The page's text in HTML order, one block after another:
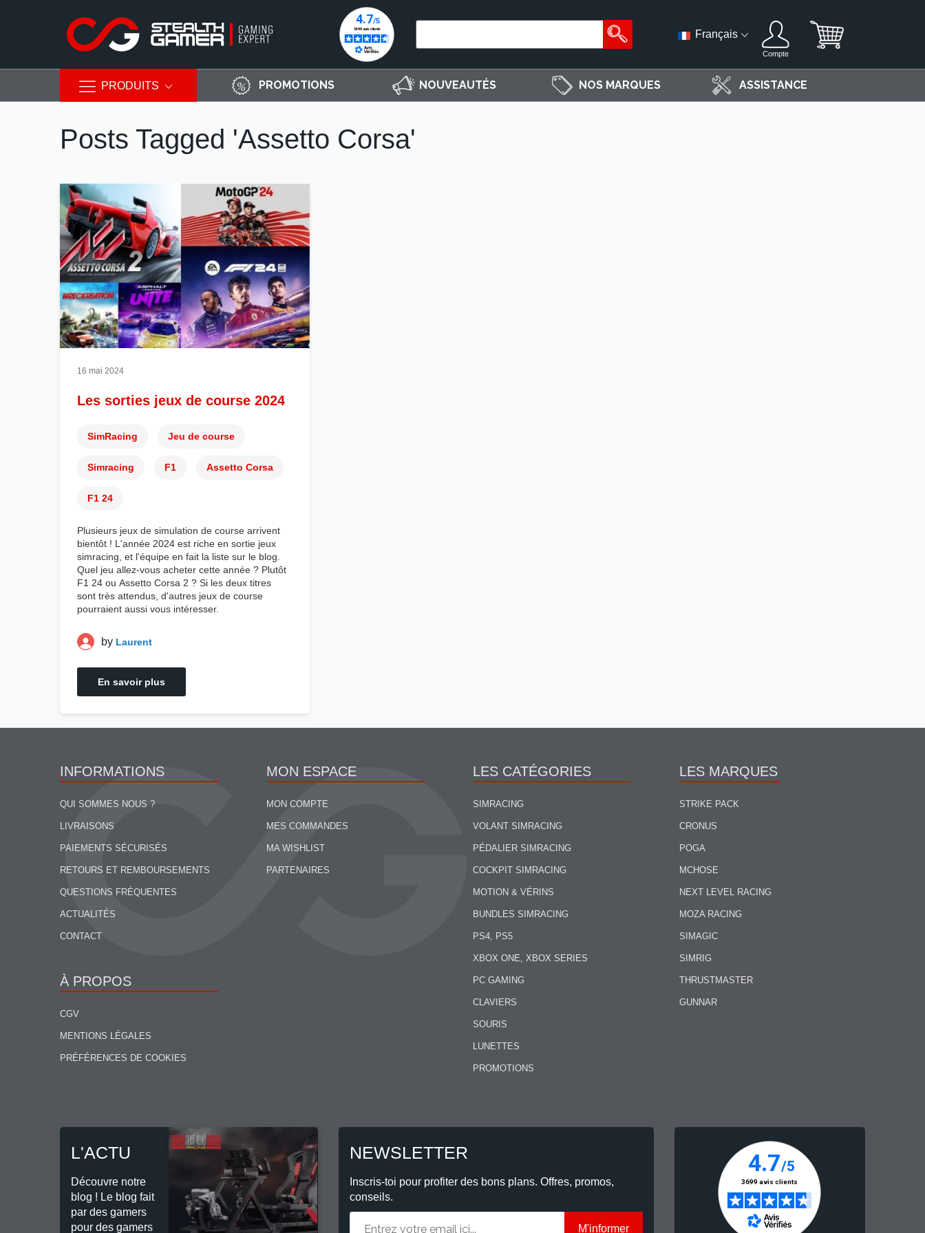
PRODUITS
Français
Compte
PROMOTIONS NOUVEAUTÉS NOS MARQUES ASSISTANCE
Posts Tagged 'Assetto Corsa'
16 mai 2024
Les sorties jeux de course 2024
SimRacing Jeu de course
Simracing F1 Assetto Corsa
F1 24
Plusieurs jeux de simulation de course arrivent
bientôt ! L'année 2024 est riche en sortie jeux
simracing, et l'équipe en fait la liste sur le blog.
Quel jeu allez-vous acheter cette année ? Plutôt
F1 24 ou Assetto Corsa 2 ? Si les deux titres
sont très attendus, d'autres jeux de course
pourraient aussi vous intéresser.
by Laurent
En savoir plus
INFORMATIONS
QUI SOMMES NOUS ?
LIVRAISONS
PAIEMENTS SÉCURISÉS
RETOURS ET REMBOURSEMENTS
QUESTIONS FRÉQUENTES
ACTUALITÉS
CONTACT
À PROPOS
CGV
MENTIONS LÉGALES
PRÉFÉRENCES DE COOKIES
MON ESPACE
MON COMPTE
MES COMMANDES
MA WISHLIST
PARTENAIRES
LES CATÉGORIES
SIMRACING
VOLANT SIMRACING
PÉDALIER SIMRACING
COCKPIT SIMRACING
MOTION & VÉRINS
BUNDLES SIMRACING
PS4, PS5
XBOX ONE, XBOX SERIES
PC GAMING
CLAVIERS
SOURIS
LUNETTES
PROMOTIONS
LES MARQUES
STRIKE PACK
CRONUS
POGA
MCHOSE
NEXT LEVEL RACING
MOZA RACING
SIMAGIC
SIMRIG
THRUSTMASTER
GUNNAR
L'ACTU
Découvre notre
blog ! Le blog fait
par des gamers
pour des gamers
NEWSLETTER
Inscris-toi pour profiter des bons plans. Offres, promos,
conseils.
M'informer